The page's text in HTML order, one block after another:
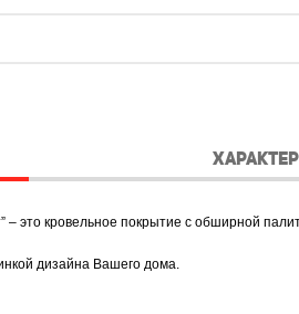
– это кровельное покрытие с обширной
дизайна Вашего дома.